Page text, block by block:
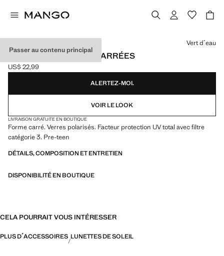
Passer au contenu principal
LUNETTES DE SOLEIL CARRÉES
Prix actuel [US$ 22,99 ]
US$ 22,99
Choisissez une couleur
Vert d´eau
ALERTEZ-MOI.
VOIR LE LOOK
LIVRAISON GRATUITE EN BOUTIQUE
Forme carré. Verres polarisés. Facteur protection UV total avec filtre
catégorie 3. Pre-teen
DÉTAILS, COMPOSITION ET ENTRETIEN
DISPONIBILITÉ EN BOUTIQUE
CELA POURRAIT VOUS INTÉRESSER
PLUS D´ACCESSOIRES LUNETTES DE SOLEIL